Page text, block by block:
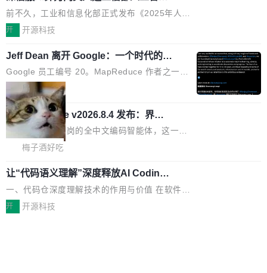
于自研UCL-Engine通信引擎，后续腾讯网平将
持续开源更多基于UCL-Engine的高性能通信组
件。 腾讯网平团队在UCL-MPComm中实现了一
个独立于业务线程的全局通信引擎（Engine），
并实...
助力企业AI研发安全落地 当前，越来越多企业已
经开始引入 AI Coding 工具，通过调用公有云模
型或企业内部部署模型提升研发效率。但随着 AI
Coding 从个人辅助工具逐步走向团队级、组织
级应用，企业在规模化落地过程中，对安全性、
可控性和代码质量提出了更高要求。 首先是数据
安全与合规要求。对于大多数普通研发场景，公
有云模型能够满足快速试用和效率提升的需求。
但对于金融、能源、医疗等对数据安全要求较...
应用典型案例！
前不久，工业和信息化部正式发布《2025年人工
智能应用典型案例名单》，集中展示人工智能在
产品应用、支撑保障、专题等五大方向。深信服
AI算力网关（AI创新平台）成功入选！ 随着各行
各业的Agent走向规模化建设，算力构成形态逐
渐丰富，用户关注的重点也在发生变化：不只是
让AI用起来，还要进一步看清混合算力时代下，
Token花在哪里、算力是否被充分利用，以及持
续增长的AI成本该如何优化。 深信服AI算力网关
理两个方面，让用户的每一份算力都看得清、管
得住、用得稳、省得下、更安全！ 一、从现在开
始，Token使用一目...
开 开源科技
Jeff Dean 离开 Google：一个时代的结
束，一个实验室的开始
Google 员工编号 20。MapReduce 作者之一。
Bigtable 作者之一。TensorFlow 的作者之一。
Gemini 的架构师。Google 首席科学家。 Jeff D
ean 在 Google 工作了 27 年后，宣布离职。 他
不是一个人走。一同离开的还有 Sanjay Ghema
wat（Google 员工编号 23，Jeff Dean 二十多
作者）、Quoc Le（Google 大脑核心成员，Se
q2Seq 和 DocAI 的共同发明人）以及 Oriol Vin
yals（Gemini 联合负责人，AlphaSta...
局
🔥 SolonCode v2026.8.4 发布：界面
字体可调、22 种语言、记忆搜索增强
打开终端就能上岗的全中文编码智能体，这一轮
把「看得清、用母语、记得住」三件事一次补
耳科技研发的企业级终端编码智能体——一位全
中文驱动的数字员工，自主理解需求、规划步
骤、编写代码。不挑模型、不挑平台，curl 一行
梅子酒好吃
让“代码语义理解”深度释放AI Coding
价值潜能：华为云码道（CodeArts）
代码仓技术解析
一、代码仓深度理解技术的作用与价值 在软件工
程实践中，代码仓是企业核心知识资产的主要载
开 开源科技